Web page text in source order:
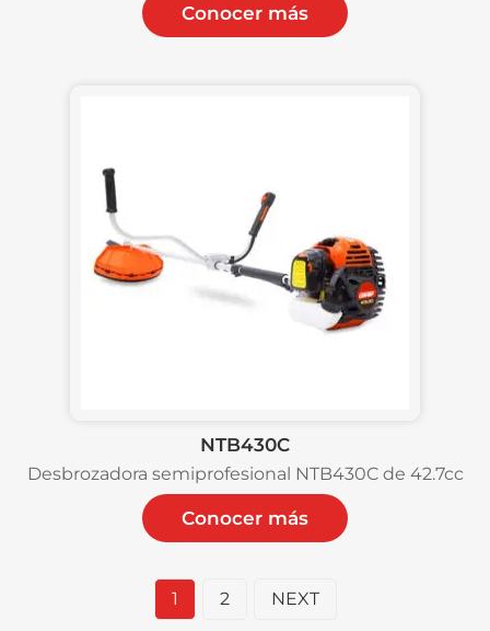
Conocer más
NTB430C
Desbrozadora semiprofesional NTB430C de 42.7cc
Conocer más
1 2 NEXT